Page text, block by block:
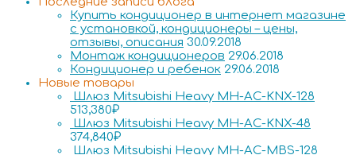
Купить кондиционер в интернет магазине
с установкой, кондиционеры – цены,
отзывы, описания 30.09.2018
Монтаж кондиционеров 29.06.2018
Кондиционер и ребенок 29.06.2018
Новые товары
Шлюз Mitsubishi Heavy MH-AC-KNX-128
513,380₽
Шлюз Mitsubishi Heavy MH-AC-KNX-48
374,840₽
Шлюз Mitsubishi Heavy MH-AC-MBS-128